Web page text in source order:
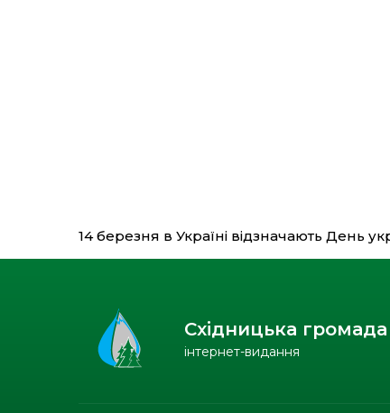
14 березня в Україні відзначають День
Східницька громада
інтернет-видання